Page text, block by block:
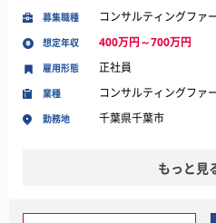
募集職種 コンサルティングファ
想定年収 400万円～700万円
業種 コンサルティングファ
勤務地 千葉県千葉市
雇用形態 正社員
もっと見